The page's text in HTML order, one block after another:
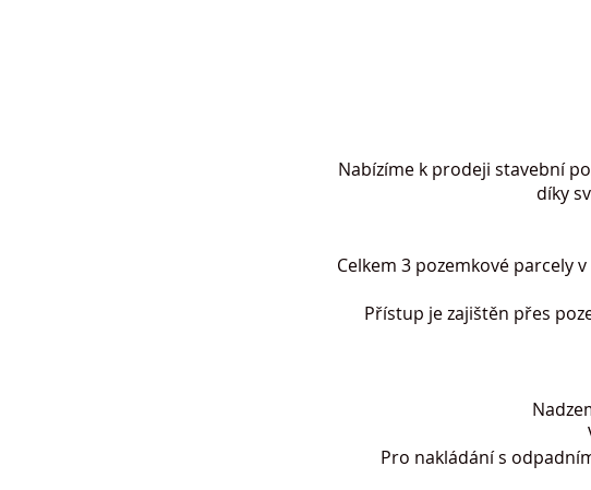
Nabízíme k prodeji stavební
díky
Celkem 3 pozemkové parcely
Přístup je zajištěn přes
Pro nakládání s